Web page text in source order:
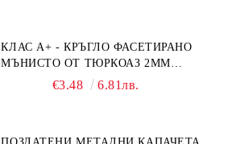
КЛАС А+ - КРЪГЛО ФАСЕТИРАНО
МЪНИСТО ОТ ТЮРКОАЗ 2ММ
€3.48 6.81лв.